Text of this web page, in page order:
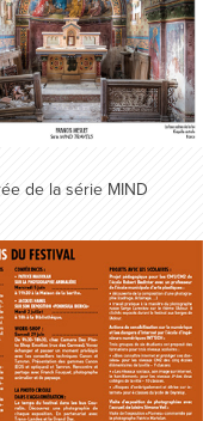
de la série MIND